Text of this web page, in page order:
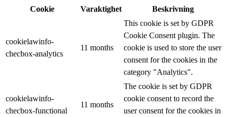
Cookie
Varaktighet Beskrivning
cookielawinfo-
checbox-analytics
11 months
This cookie is set by GDPR
Cookie Consent plugin. The
cookie is used to store the user
consent for the cookies in the
category "Analytics".
cookielawinfo-
checbox-functional
11 months
The cookie is set by GDPR
cookie consent to record the
user consent for the cookies in